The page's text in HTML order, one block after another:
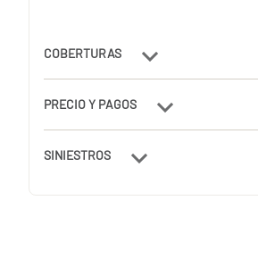
COBERTURAS
PRECIO Y PAGOS
SINIESTROS